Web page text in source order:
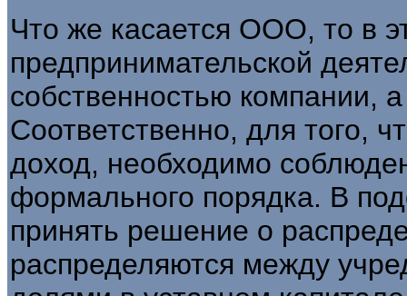
Что же касается ООО, то в
предпринимательской
собственностью компании,
Соответственно, для того,
доход, необходимо
формального порядка. В
принять решение о
распределяются между